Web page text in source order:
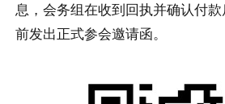
息，会务组在收到回执并确认付
前发出正式参会邀请函。